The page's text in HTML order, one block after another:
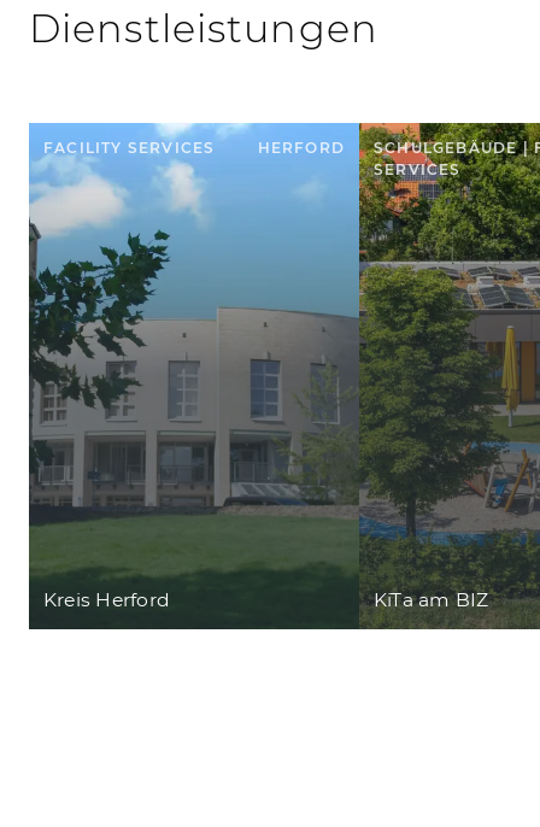
Dienstleistungen
FACILITY SERVICES HERFORD
Kreis Herford
SCHULGEBÄUDE |
SERVICES
KiTa am BIZ